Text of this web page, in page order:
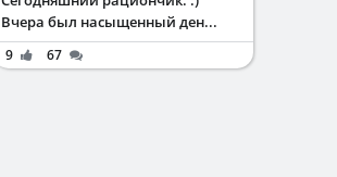
Вчера был насыщенный ден...
9 67